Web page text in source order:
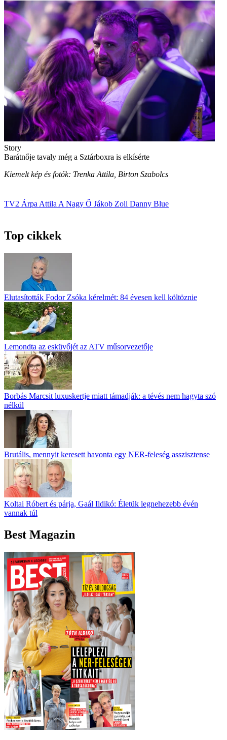
Story
Barátnője tavaly még a Sztárboxra is elkísérte
Kiemelt kép és fotók: Trenka Attila, Birton Szabolcs
TV2 Árpa Attila A Nagy Ő Jákob Zoli Danny Blue
Top cikkek
Elutasították Fodor Zsóka kérelmét: 84 évesen kell költöznie
Lemondta az esküvőjét az ATV műsorvezetője
Borbás Marcsit luxuskertje miatt támadják: a tévés nem hagyta szó
nélkül
Brutális, mennyit keresett havonta egy NER-feleség asszisztense
Koltai Róbert és párja, Gaál Ildikó: Életük legnehezebb évén
vannak túl
Best Magazin